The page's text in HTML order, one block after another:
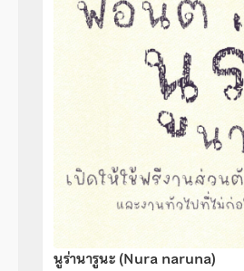
นูร่านารูนะ (Nura naruna)